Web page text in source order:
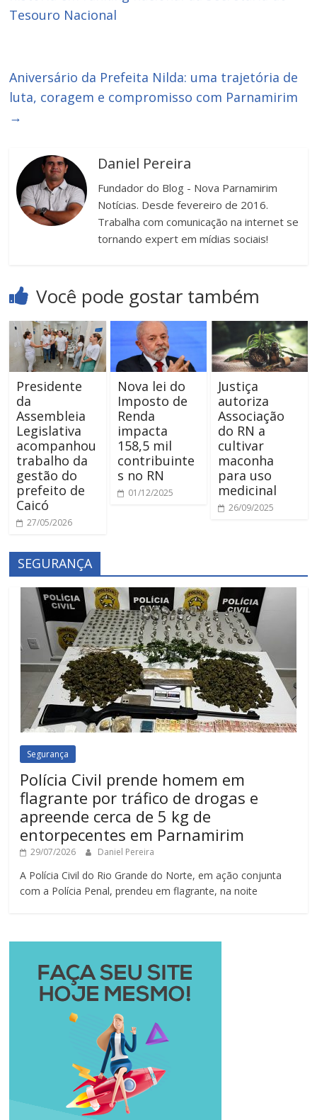
Tesouro Nacional
Aniversário da Prefeita Nilda: uma trajetória de
luta, coragem e compromisso com Parnamirim
→
Daniel Pereira
Fundador do Blog - Nova Parnamirim
Notícias. Desde fevereiro de 2016.
Trabalha com comunicação na internet se
tornando expert em mídias sociais!
Você pode gostar também
Presidente
da
Assembleia
Legislativa
acompanhou
trabalho da
gestão do
prefeito de
Caicó
27/05/2026
Nova lei do
Imposto de
Renda
impacta
158,5 mil
contribuinte
s no RN
01/12/2025
Justiça
autoriza
Associação
do RN a
cultivar
maconha
para uso
medicinal
26/09/2025
SEGURANÇA
Segurança
Polícia Civil prende homem em
flagrante por tráfico de drogas e
apreende cerca de 5 kg de
entorpecentes em Parnamirim
29/07/2026 Daniel Pereira
A Polícia Civil do Rio Grande do Norte, em ação conjunta
com a Polícia Penal, prendeu em flagrante, na noite